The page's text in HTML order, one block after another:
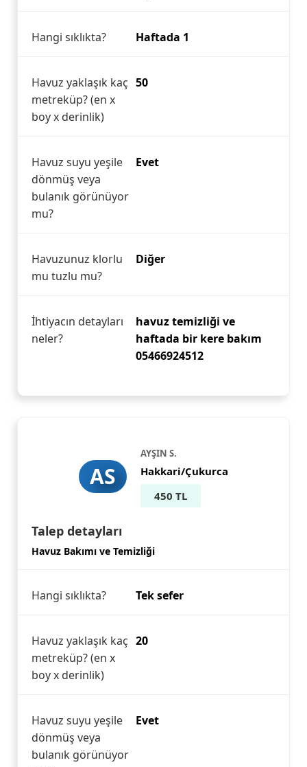
Hangi sıklıkta? Haftada 1
Havuz yaklaşık kaç
metreküp? (en x
boy x derinlik)
50
Havuz suyu yeşile
dönmüş veya
bulanık görünüyor
mu?
Evet
Havuzunuz klorlu
mu tuzlu mu?
Diğer
İhtiyacın detayları
neler?
havuz temizliği ve
haftada bir kere bakım
05466924512
AS
AYŞIN S.
Hakkari/Çukurca
450 TL
Talep detayları
Havuz Bakımı ve Temizliği
Hangi sıklıkta? Tek sefer
Havuz yaklaşık kaç
metreküp? (en x
boy x derinlik)
20
Havuz suyu yeşile
dönmüş veya
bulanık görünüyor
Evet